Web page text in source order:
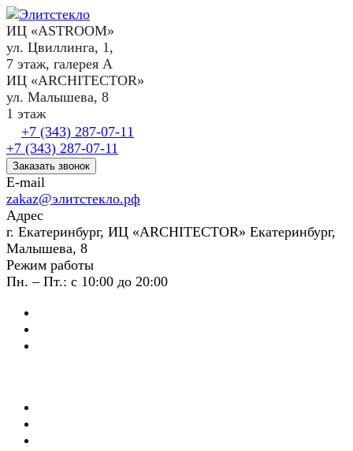
ИЦ «ASTROOM»
ул. Цвиллинга, 1,
7 этаж, галерея А
ИЦ «ARCHITECTOR»
ул. Малышева, 8
1 этаж
+7 (343) 287-07-11
+7 (343) 287-07-11
Заказать звонок
E-mail
zakaz@элитстекло.рф
Адрес
г. Екатеринбург, ИЦ «ARCHITECTOR» Екатеринбург,
Малышева, 8
Режим работы
Пн. – Пт.: с 10:00 до 20:00